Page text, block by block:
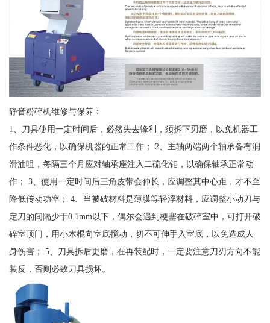
静音粉碎机维修与保养：
1、刀具使用一定时间后，必然失去锋利，须拆下刃磨，以免机器工
作条件恶化，以确保机器的正常工作； 2、主轴两端两个轴承备有润
滑油咀，每隔三个月应对轴承座注入二硫化钼，以确保轴承正常动
作； 3、使用一定时间后三角皮带会伸长，应调整其中心距，才不至
降低传动功率； 4、当被破材料是薄膜等轻浮材料，应调整小动刀与
定刀的间隔少于0.1mm以下，偶尔会遇到梗塞在破碎室中，可打开破
碎室顶门，用小木棍向室底搅动，切不可伸手入室底，以免造成人
身伤害； 5、刀具拆后更磨，在再装配时，一定要注意刀刃方向不能
装反，否则必致刀具损坏。